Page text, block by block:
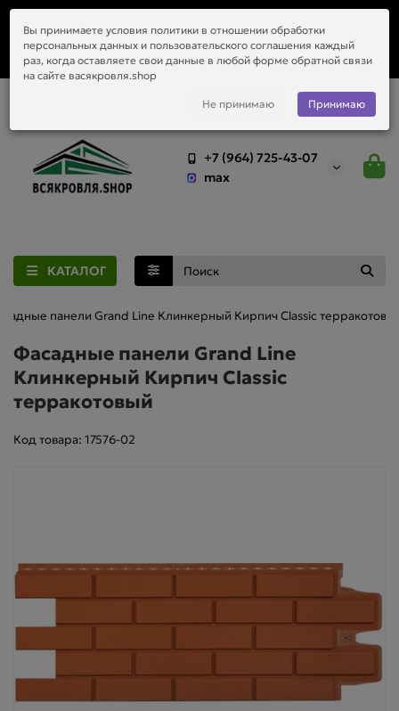
приобретённый у нас материал.
+7 (964) 725-43-07
max
КАТАЛОГ
панели Grand Line Клинкерный Кирпич Classic
Фасадные панели Grand Line
Клинкерный Кирпич Classic
терракотовый
Код товара: 17576-02
Вы принимаете условия политики в отношении обработки
персональных данных и пользовательского соглашения каждый
раз, когда оставляете свои данные в любой форме обратной связи
на сайте васякровля.shop
Не принимаю Принимаю